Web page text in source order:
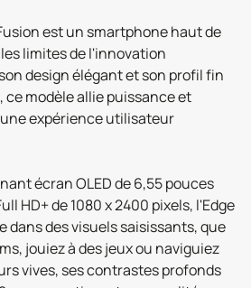
est un smartphone haut de
limites de l'innovation
design élégant et son profil fin
ce modèle allie puissance et
expérience utilisateur
écran OLED de 6,55 pouces
HD+ de 1080 x 2400 pixels, l'Edge
dans des visuels saisissants, que
jouiez à des jeux ou naviguiez
vives, ses contrastes profonds